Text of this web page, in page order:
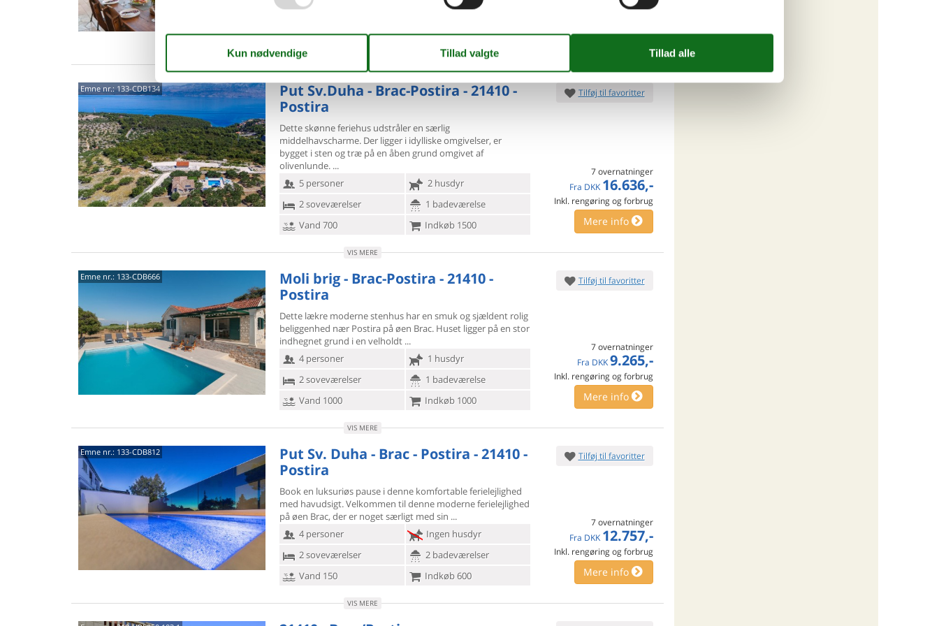
Vand 190
Indkøb 190
Inkl. rengøring og forbrug
Mere info
Emne nr.:133-CDB134
Put Sv.Duha - Brac-Postira - 21410 -
Postira
Dette skønne feriehus udstråler en særlig
middelhavscharme. Der ligger i idylliske omgivelser, er
bygget i sten og træ på en åben grund omgivet af
olivenlunde.
5 personer
2 husdyr
2 soveværelser
1 badeværelse
Vand 700
Indkøb 1500
Tilføj til favoritter
7 overnatninger
Fra DKK 16.636,-
Inkl. rengøring og forbrug
Mere info
VIS MERE
Emne nr.: 133-CDB666
Moli brig - Brac-Postira - 21410 -
Postira
Dette lækre moderne stenhus har en smuk og sjældent rolig
beliggenhed nær Postira på øen Brac. Huset ligger på en stor
indhegnet grund i en velholdt
4 personer
1 husdyr
2 soveværelser
1 badeværelse
Vand 1000
Indkøb 1000
Tilføj til favoritter
7 overnatninger
Fra DKK 9.265,-
Inkl. rengøring og forbrug
Mere info
VIS MERE
Emne nr.: 133-CDB812
Put Sv. Duha - Brac - Postira - 21410 -
Postira
Book en luksuriøs pause i denne komfortable ferielejlighed
med havudsigt.Velkommen til denne moderne ferielejlighed
på øen Brac, der er noget særligt med sin
4 personer
Ingen husdyr
2 soveværelser
2 badeværelser
Vand 150
Indkøb 600
Tilføj til favoritter
7 overnatninger
Fra DKK 12.757,-
Inkl. rengøring og forbrug
Mere info
VIS MERE